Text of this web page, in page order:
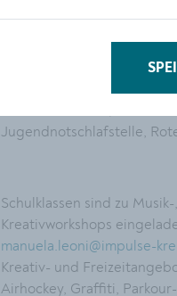
MitarbeiterInnen des
Information zur
Jugendarbeit ein, sich
Jugendnotschlafstelle,
Schulklassen sind zu
Kreativworkshops
manuela.leoni@impulse-
Kreativ- und
Airhockey, Graffiti,